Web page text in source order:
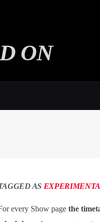
ON
AS
every Show pagethe